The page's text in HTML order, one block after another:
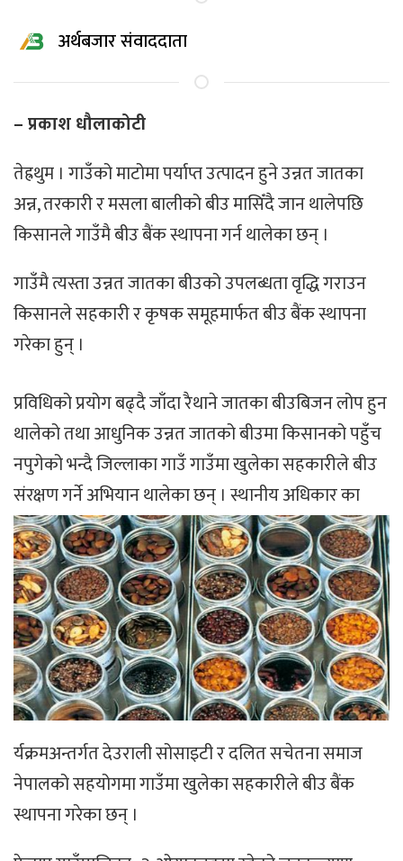
अर्थबजार संवाददाता
– प्रकाश धौलाकोटी
तेह्रथुम । गाउँको माटोमा पर्याप्त उत्पादन हुने उन्नत जातका
अन्न, तरकारी र मसला बालीको बीउ मासिँदै जान थालेपछि
किसानले गाउँमै बीउ बैंक स्थापना गर्न थालेका छन् ।
गाउँमै त्यस्ता उन्नत जातका बीउको उपलब्धता वृद्धि गराउन
किसानले सहकारी र कृषक समूहमार्फत बीउ बैंक स्थापना
गरेका हुन् ।
प्रविधिको प्रयोग बढ्दै जाँदा रैथाने जातका बीउबिजन लोप हुन
थालेको तथा आधुनिक उन्नत जातको बीउमा किसानको पहुँच
नपुगेको भन्दै जिल्लाका गाउँ गाउँमा खुलेका सहकारीले बीउ
संरक्षण गर्ने अभियान थालेका छन् । स्थानीय अधिकार का
र्यक्रमअन्तर्गत देउराली सोसाइटी र दलित सचेतना समाज
नेपालको सहयोगमा गाउँमा खुलेका सहकारीले बीउ बैंक
स्थापना गरेका छन् ।